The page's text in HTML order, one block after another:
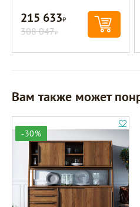
215 633Р
308 047Р
Вам также может
-30%